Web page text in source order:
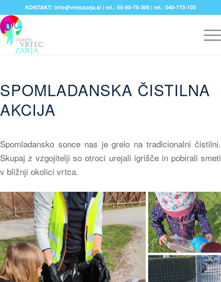
KONTAKT: info@vrteczarja.si | tel.: 05-90-75-300 | tel.: 040-773-103
SPOMLADANSKA ČISTILNA
AKCIJA
Spomladansko sonce nas je grelo na tradicionalni čistilni.
Skupaj z vzgojitelji so otroci urejali igrišče in pobirali smeti
v bližnji okolici vrtca.